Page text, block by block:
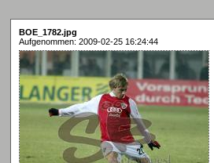
BOE_1782.jpg
Aufgenommen: 2009-02-25 16:24:44